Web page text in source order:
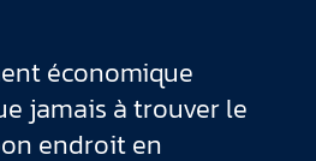
économique
jamais à trouver le
endroit en